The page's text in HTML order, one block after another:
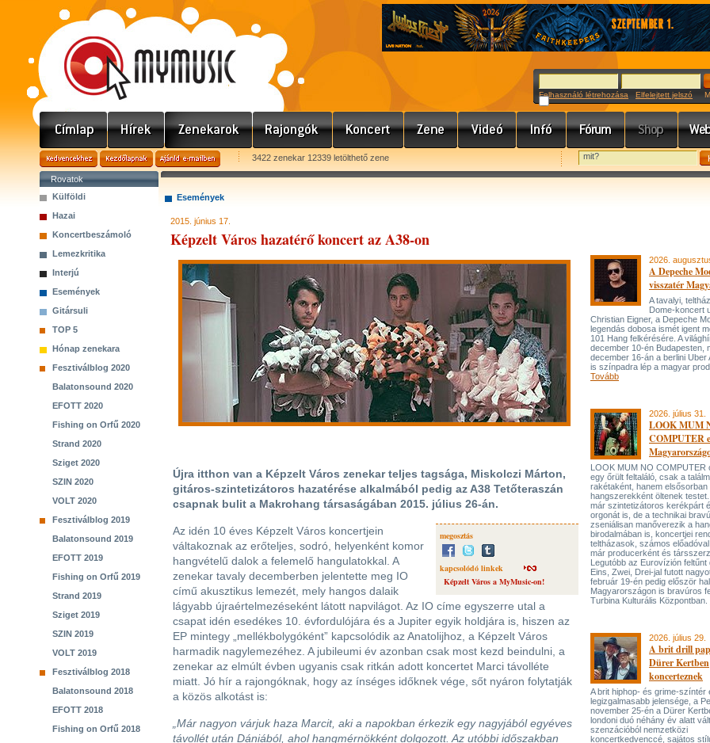
Felhasználó létrehozása Elfelejtett jelszó
3422 zenekar 12339 letölthető zene
Rovatok
Külföldi
Hazai
Koncertbeszámoló
Lemezkritika
Interjú
Események
Gitársuli
TOP 5
Hónap zenekara
Fesztiválblog 2020
Balatonsound 2020
EFOTT 2020
Fishing on Orfű 2020
Strand 2020
Sziget 2020
SZIN 2020
VOLT 2020
Fesztiválblog 2019
Balatonsound 2019
EFOTT 2019
Fishing on Orfű 2019
Strand 2019
Sziget 2019
SZIN 2019
VOLT 2019
Fesztiválblog 2018
Balatonsound 2018
EFOTT 2018
Fishing on Orfű 2018
Események
2015. június 17.
Képzelt Város hazatérő koncert az A38-on
Újra itthon van a Képzelt Város zenekar teljes tagsága, Miskolczi Márton,
gitáros-szintetizátoros hazatérése alkalmából pedig az A38 Tetőteraszán
csapnak bulit a Makrohang társaságában 2015. július 26-án.
megosztás
kapcsolódó linkek
Képzelt Város a MyMusic-on!
Az idén 10 éves Képzelt Város koncertjein
váltakoznak az erőteljes, sodró, helyenként komor
hangvételű dalok a felemelő hangulatokkal. A
zenekar tavaly decemberben jelentette meg IO
című akusztikus lemezét, mely hangos dalaik
lágyabb újraértelmezéseként látott napvilágot. Az IO címe egyszerre utal a
csapat idén esedékes 10. évfordulójára és a Jupiter egyik holdjára is, hiszen az
EP mintegy „mellékbolygóként” kapcsolódik az Anatolijhoz, a Képzelt Város
harmadik nagylemezéhez. A jubileumi év azonban csak most kezd beindulni, a
zenekar az elmúlt évben ugyanis csak ritkán adott koncertet Marci távolléte
miatt. Jó hír a rajongóknak, hogy az ínséges időknek vége, sőt nyáron folytatják
a közös alkotást is:
„Már nagyon várjuk haza Marcit, aki a napokban érkezik egy nagyjából egyéves
távollét után Dániából, ahol hangmérnökként dolgozott. Az utóbbi időszakban
2026.
A Depeche
visszatér
A tavalyi,
Dome-koncert
Christian Eigner, a Depeche
legendás dobosa ismét igent
101 Hang felkérésére. A
december 10-én Budapesten,
december 16-án a berlini Uber
is színpadra lép a magyar
Tovább
2026. július 31.
LOOK MUM
COMPUTER
LOOK MUM NO COMPUTER
egy őrült feltaláló, csak a
rakétaként, hanem elsősorban
hangszerekként öltenek
már szintetizátoros kerékpárt
orgonát is, de a technikai
zseniálisan manőverezik a
birodalmában is, koncertjei
teltházasok, számos
már producerként és
Legutóbb az Eurovízión feltűnt
Eins, Zwei, Drei-jal futott
február 19-én pedig először
Magyarországon is bravúros
Turbina Kulturális Központban.
2026. július 29.
A brit drill
Dürer Kertben
koncerteznek
A brit hiphop- és grime-színtér
legizgalmasabb jelensége, a
november 25-én a Dürer
londoni duó néhány év alatt
szenzációból nemzetközi
koncertkedvenccé, sajátos